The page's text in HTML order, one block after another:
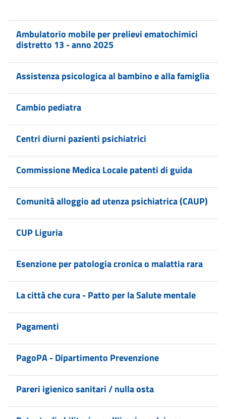
Ambulatorio mobile per prelievi ematochimici
distretto 13 - anno 2025
Assistenza psicologica al bambino e alla famiglia
Cambio pediatra
Centri diurni pazienti psichiatrici
Commissione Medica Locale patenti di guida
Comunità alloggio ad utenza psichiatrica (CAUP)
CUP Liguria
Esenzione per patologia cronica o malattia rara
La città che cura - Patto per la Salute mentale
Pagamenti
PagoPA - Dipartimento Prevenzione
Pareri igienico sanitari / nulla osta